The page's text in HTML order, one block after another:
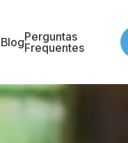
BlogPerguntas
Frequentes